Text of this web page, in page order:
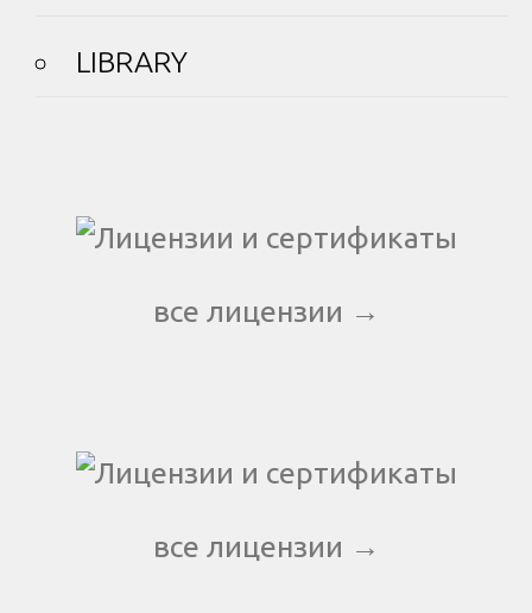
LIBRARY
все лицензии →
все лицензии →